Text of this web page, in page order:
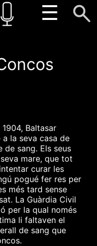
☰
Baltasar
la seva casa de
de sang. Els seus
mare, que tot
curar les
pogué fer res per
més tard sense
La Guàrdia Civil
per la qual només
li faltaven el
de sang que